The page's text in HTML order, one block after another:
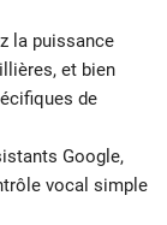
la puissance
et bien
de
Google,
vocal simple